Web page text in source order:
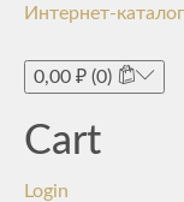
Интернет-каталог
0,00 ₽ (0)
Cart
Login